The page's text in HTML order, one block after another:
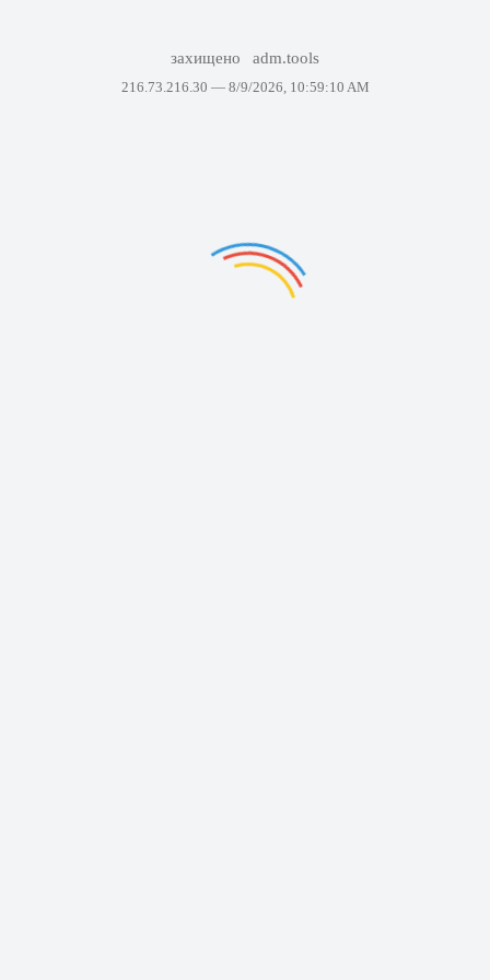
захищено adm.tools
216.73.216.30 — 8/9/2026, 10:59:10 AM